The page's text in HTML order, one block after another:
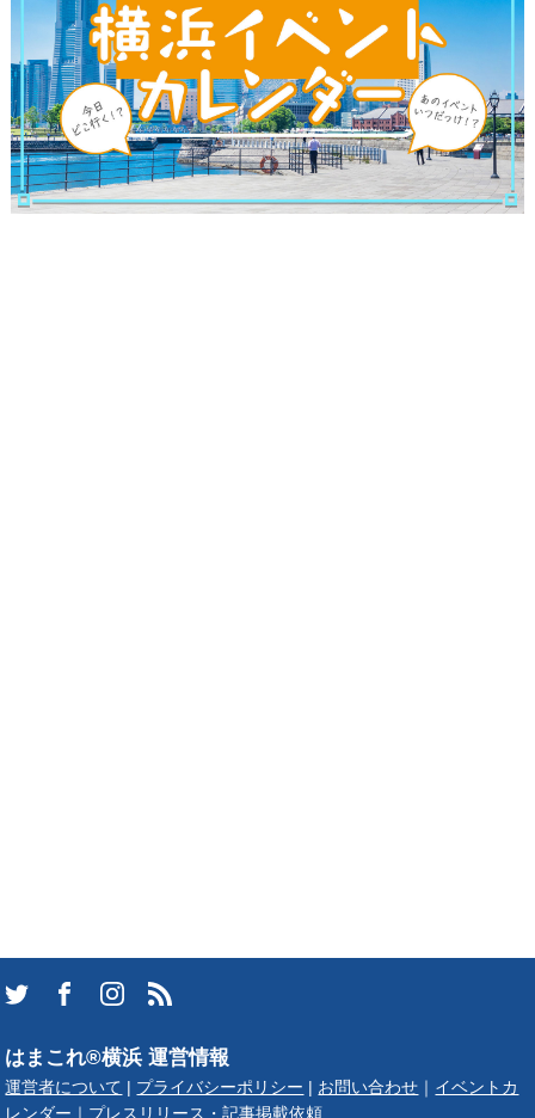
はまこれ®横浜 運営情報
運営者について プライバシーポリシー お問い合わせ
イベントカ
レンダー
プレスリリース・記事掲載依頼